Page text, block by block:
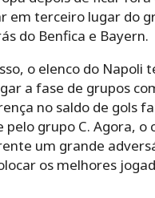
em terceiro lugar do
do Benfica e Bayern.
o elenco do Napoli
a fase de grupos
no saldo de gols
pelo grupo C. Agora, o
um grande
os melhores